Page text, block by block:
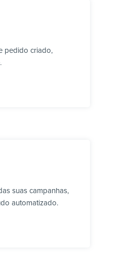
pedido criado,
suas campanhas,
automatizado.